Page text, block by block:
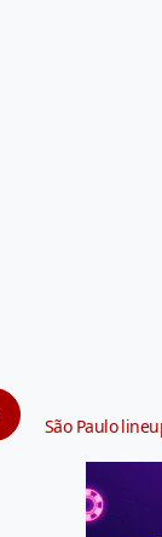
São Paulo